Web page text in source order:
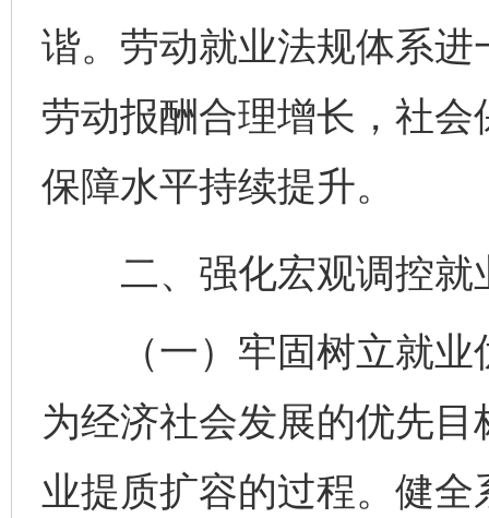
谐。劳动就业法规体系
劳动报酬合理增长，社
保障水平持续提升。
二、强化宏观调控就
（一）牢固树立就业
为经济社会发展的优先
业提质扩容的过程。健